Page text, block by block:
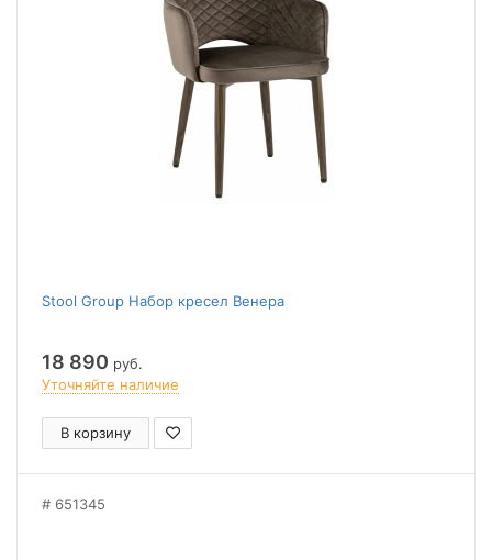
Stool Group Набор кресел Венера
18 890 руб.
Уточняйте наличие
В корзину
651345